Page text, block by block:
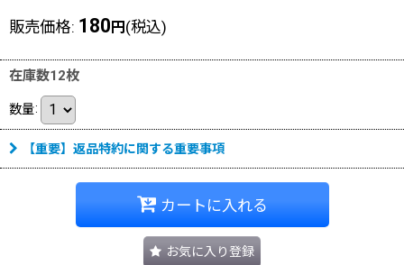
販売価格: 180 円 (税込)
在庫数12枚
数量:
【重要】返品特約に関する重要事項
カートに入れる
お気に入り登録